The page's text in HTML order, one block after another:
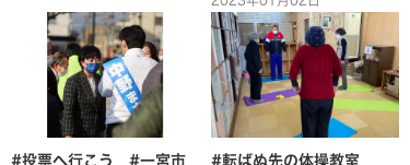
#投票へ行こう #一宮市
#転ばぬ先の体操教室